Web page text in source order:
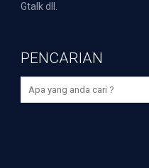
Gtalk dll.
PENCARIAN